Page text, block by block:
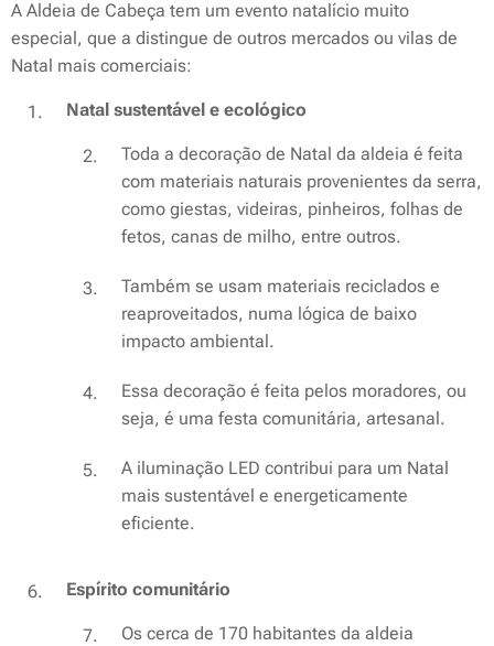
A Aldeia de Cabeça tem um evento natalício muito
especial, que a distingue de outros mercados ou vilas de
Natal mais comerciais:
Natal sustentável e ecológico
Toda a decoração de Natal da aldeia é feita
com materiais naturais provenientes da serra,
como giestas, videiras, pinheiros, folhas de
fetos, canas de milho, entre outros.
Também se usam materiais reciclados e
reaproveitados, numa lógica de baixo
impacto ambiental.
Essa decoração é feita pelos moradores, ou
seja, é uma festa comunitária, artesanal.
A iluminação LED contribui para um Natal
mais sustentável e energeticamente
eficiente.
Espírito comunitário
Os cerca de 170 habitantes da aldeia